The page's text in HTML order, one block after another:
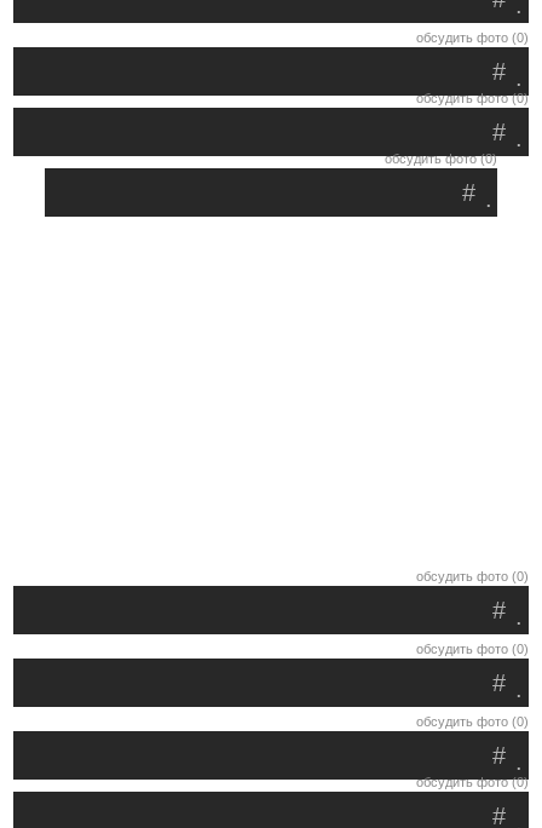
обсудить фото (0)
.
#
обсудить фото (0)
.
#
обсудить фото (0)
.
#
обсудить фото (0)
.
#
обсудить фото (0)
.
#
обсудить фото (0)
.
#
обсудить фото (0)
.
#